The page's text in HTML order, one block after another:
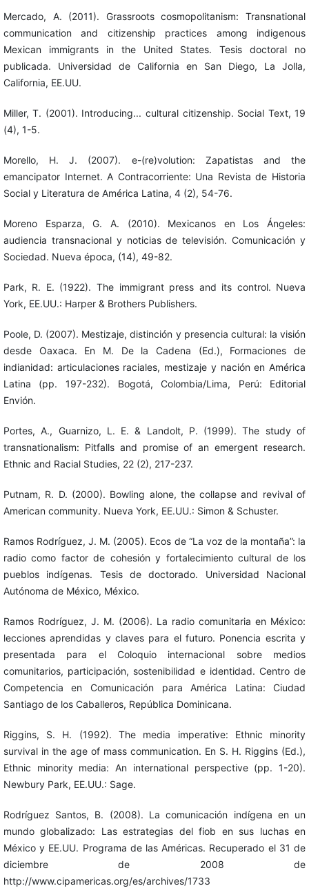
Mercado, A. (2011). Grassroots cosmopolitanism: Transnational
communication and citizenship practices among indigenous
Mexican immigrants in the United States. Tesis doctoral no
publicada. Universidad de California en San Diego, La Jolla,
California, EE.UU.
Miller, T. (2001). Introducing... cultural citizenship. Social Text, 19
(4), 1-5.
Morello, H. J. (2007). e-(re)volution: Zapatistas and the
emancipator Internet. A Contracorriente: Una Revista de Historia
Social y Literatura de América Latina, 4 (2), 54-76.
Moreno Esparza, G. A. (2010). Mexicanos en Los Ángeles:
audiencia transnacional y noticias de televisión. Comunicación y
Sociedad. Nueva época, (14), 49-82.
Park, R. E. (1922). The immigrant press and its control. Nueva
York, EE.UU.: Harper & Brothers Publishers.
Poole, D. (2007). Mestizaje, distinción y presencia cultural: la visión
desde Oaxaca. En M. De la Cadena (Ed.), Formaciones de
indianidad: articulaciones raciales, mestizaje y nación en América
Latina (pp. 197-232). Bogotá, Colombia/Lima, Perú: Editorial
Envión.
Portes, A., Guarnizo, L. E. & Landolt, P. (1999). The study of
transnationalism: Pitfalls and promise of an emergent research.
Ethnic and Racial Studies, 22 (2), 217-237.
Putnam, R. D. (2000). Bowling alone, the collapse and revival of
American community. Nueva York, EE.UU.: Simon & Schuster.
Ramos Rodríguez, J. M. (2005). Ecos de “La voz de la montaña”: la
radio como factor de cohesión y fortalecimiento cultural de los
pueblos indígenas. Tesis de doctorado. Universidad Nacional
Autónoma de México, México.
Ramos Rodríguez, J. M. (2006). La radio comunitaria en México:
lecciones aprendidas y claves para el futuro. Ponencia escrita y
presentada para el Coloquio internacional sobre medios
comunitarios, participación, sostenibilidad e identidad. Centro de
Competencia en Comunicación para América Latina: Ciudad
Santiago de los Caballeros, República Dominicana.
Riggins, S. H. (1992). The media imperative: Ethnic minority
survival in the age of mass communication. En S. H. Riggins (Ed.),
Ethnic minority media: An international perspective (pp. 1-20).
Newbury Park, EE.UU.: Sage.
Rodríguez Santos, B. (2008). La comunicación indígena en un
mundo globalizado: Las estrategias del fiob en sus luchas en
México y EE.UU. Programa de las Américas. Recuperado el 31 de
diciembre de 2008 de
http://www.cipamericas.org/es/archives/1733